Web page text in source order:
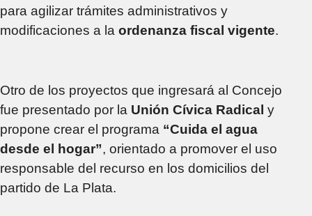
para agilizar trámites administrativos y
modificaciones a la ordenanza fiscal vigente.
Otro de los proyectos que ingresará al Concejo
fue presentado por la Unión Cívica Radical y
propone crear el programa “Cuida el agua
desde el hogar”, orientado a promover el uso
responsable del recurso en los domicilios del
partido de La Plata.